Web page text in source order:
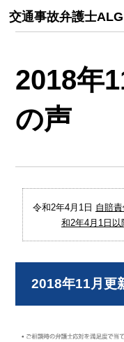
交通事故弁護士ALG
2018年
の声
令和2年4月1日 自賠
和2年4月1日
2018年11月更